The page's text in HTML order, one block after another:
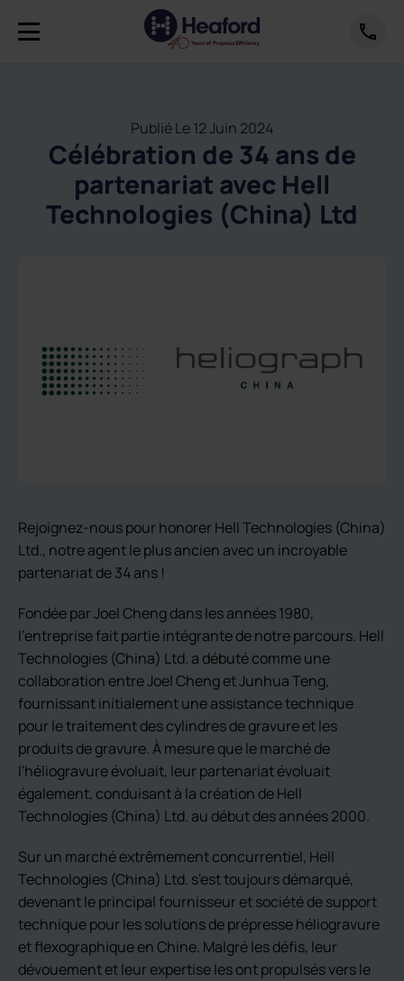
Publié Le 12 Juin 2024
Célébration de 34 ans de
partenariat avec Hell
Technologies (China) Ltd
Rejoignez-nous pour honorer Hell Technologies (China)
Ltd., notre agent le plus ancien avec un incroyable
partenariat de 34 ans !
Fondée par Joel Cheng dans les années 1980,
l'entreprise fait partie intégrante de notre parcours. Hell
Technologies (China) Ltd. a débuté comme une
collaboration entre Joel Cheng et Junhua Teng,
fournissant initialement une assistance technique
pour le traitement des cylindres de gravure et les
produits de gravure. À mesure que le marché de
l'héliogravure évoluait, leur partenariat évoluait
également, conduisant à la création de Hell
Technologies (China) Ltd. au début des années 2000.
Sur un marché extrêmement concurrentiel, Hell
Technologies (China) Ltd. s'est toujours démarqué,
devenant le principal fournisseur et société de support
technique pour les solutions de prépresse héliogravure
et flexographique en Chine. Malgré les défis, leur
dévouement et leur expertise les ont propulsés vers le